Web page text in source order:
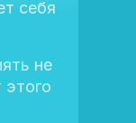
себя
не
этого